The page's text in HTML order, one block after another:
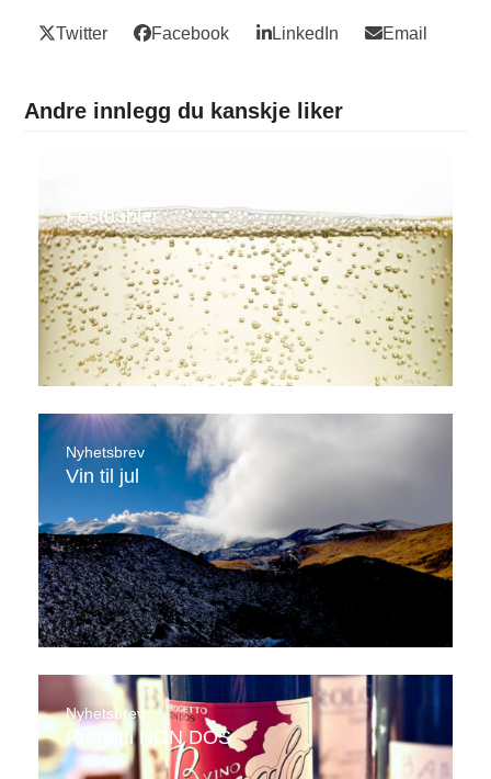
Twitter Facebook LinkedIn Email
Andre innlegg du kanskje liker
Festbobler
Nyhetsbrev
Vin til jul
Nyhetsbrev
Progetti NON DOS